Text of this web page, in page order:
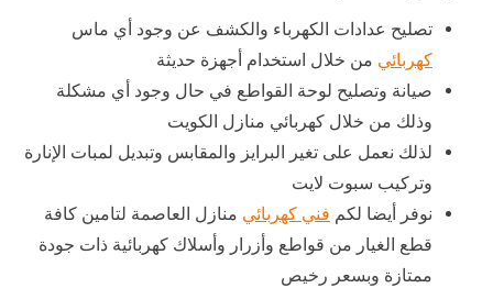
تصليح عدادات الكهرباء والكشف عن وجود أي ماس
كهربائي من خلال استخدام أجهزة حديثة
صيانة وتصليح لوحة القواطع في حال وجود أي مشكلة
وذلك من خلال كهربائي منازل الكويت
لذلك نعمل على تغير البرايز والمقابس وتبديل لمبات الإنارة
وتركيب سبوت لايت
نوفر أيضا لكم فني كهربائي منازل العاصمة لتامين كافة
قطع الغيار من قواطع وأزرار وأسلاك كهربائية ذات جودة
ممتازة وبسعر رخيص